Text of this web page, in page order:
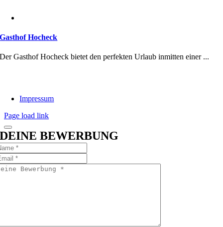
Gasthof Hocheck
Der Gasthof Hocheck bietet den perfekten Urlaub inmitten einer ...
Impressum
Page load link
DEINE BEWERBUNG